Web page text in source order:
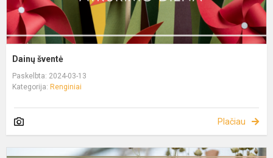
Dainų šventė
Paskelbta: 2024-03-13
Kategorija: Renginiai
Plačiau